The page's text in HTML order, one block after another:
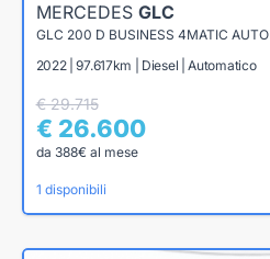
MERCEDES GLC
GLC 200 D BUSINESS 4MATIC AUTO
2022 | 97.617km | Diesel | Automatico
€ 29.715
€ 26.600
da 388€ al mese
1 disponibili